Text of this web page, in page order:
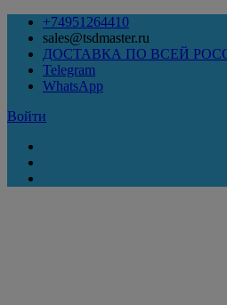
Перейти
содержимому
+74951264410
sales@tsdmaster.ru
ДОСТАВКА ПО ВСЕЙ
Telegram
WhatsApp
Войти